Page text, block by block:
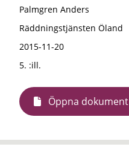
Palmgren Anders
Räddningstjänsten Öland
2015-11-20
5. :ill.
Öppna dokument